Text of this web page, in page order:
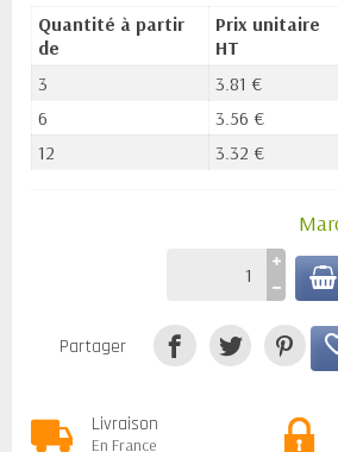
Quantité à partir
de
Prix unitaire
HT
3
3.81 €
6
3.56 €
12
3.32 €
Partager
Livraison
En France